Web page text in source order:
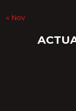
« Nov